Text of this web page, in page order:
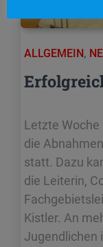
ALLGEMEIN,
Letzte
die
statt. Dazu
die Leiterin,
Kistler. An
Jugendlichen